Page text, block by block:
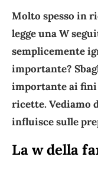
Molto spesso in
legge una W
semplicemente
importante?
importante ai fini
ricette. Vediamo
influisce sulle
La w della